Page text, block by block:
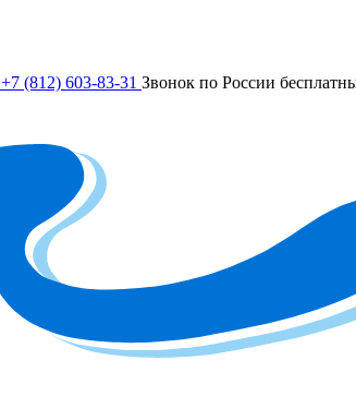
+7 (812) 603-83-31 Звонок по России